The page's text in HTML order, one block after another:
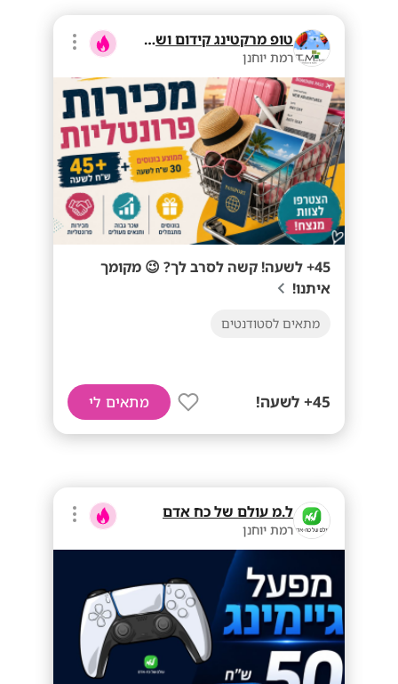
טופ מרקטינג קידום ושיווק בע"מ
רמת יוחנן
45+ לשעה! קשה לסרב לך? 😉 מקומך
איתנו!
מתאים לסטודנטים
45+ לשעה! מתאים לי
ל.מ עולם של כח אדם
רמת יוחנן